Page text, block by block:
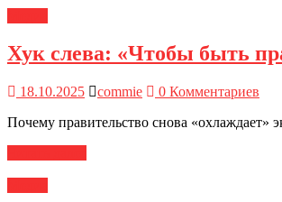
Хук слева: «Чтобы быть
18.10.2025 commie
0 Комментариев
Почему правительство снова «охлаждает»